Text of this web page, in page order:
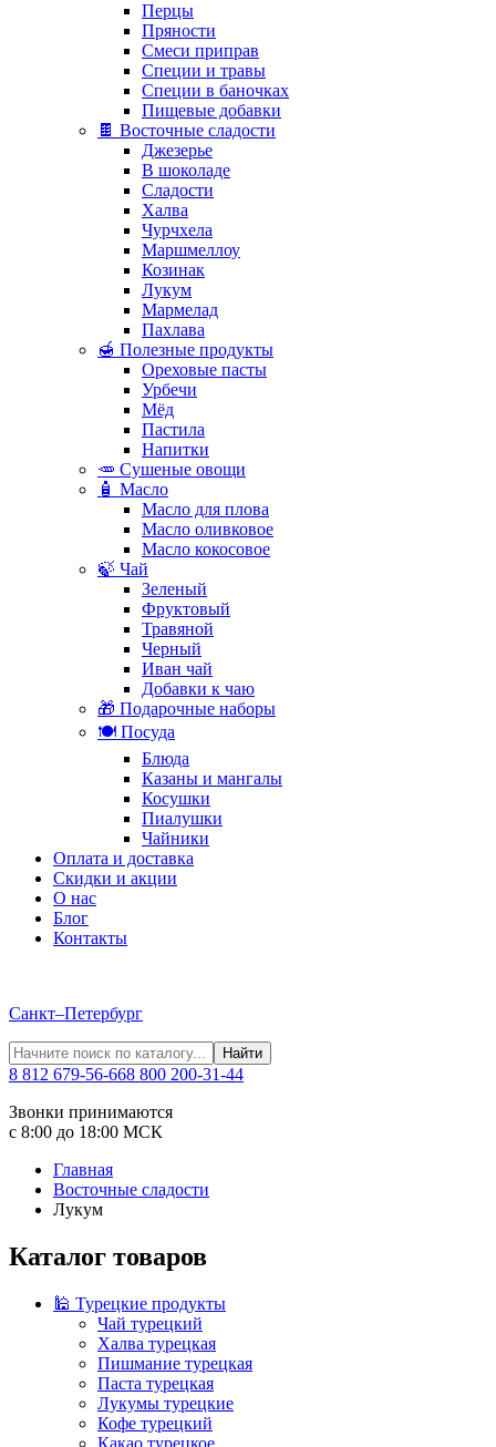
Перцы
Пряности
Смеси приправ
Специи и травы
Специи в баночках
Пищевые добавки
🍫 Восточные сладости
Джезерье
В шоколаде
Сладости
Халва
Чурчхела
Маршмеллоу
Козинак
Лукум
Мармелад
Пахлава
🍯 Полезные продукты
Ореховые пасты
Урбечи
Мёд
Пастила
Напитки
🥕 Сушеные овощи
🧴 Масло
Масло для плова
Масло оливковое
Масло кокосовое
🍃 Чай
Зеленый
Фруктовый
Травяной
Черный
Иван чай
Добавки к чаю
🎁 Подарочные наборы
🍽️ Посуда
Блюда
Казаны и мангалы
Косушки
Пиалушки
Чайники
Оплата и доставка
Скидки и акции
О нас
Блог
Контакты
Санкт–Петербург
Найти
8 812 679-56-668 800 200-31-44
Звонки принимаются
с 8:00 до 18:00 МСК
Главная
Восточные сладости
Лукум
Каталог товаров
🕌 Турецкие продукты
Чай турецкий
Халва турецкая
Пишмание турецкая
Паста турецкая
Лукумы турецкие
Кофе турецкий
Какао турецкое